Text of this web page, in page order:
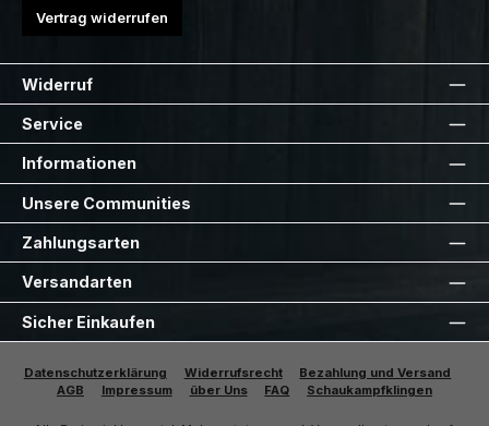
Vertrag widerrufen
Widerruf
Service
Informationen
Unsere Communities
Zahlungsarten
Versandarten
Sicher Einkaufen
Datenschutzerklärung Widerrufsrecht
Bezahlung und Versand
AGB
Impressum über Uns FAQ Schaukampfklingen